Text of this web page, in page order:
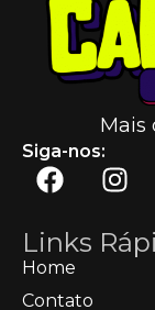
Mais
Siga-nos:
Links
Home
Contato